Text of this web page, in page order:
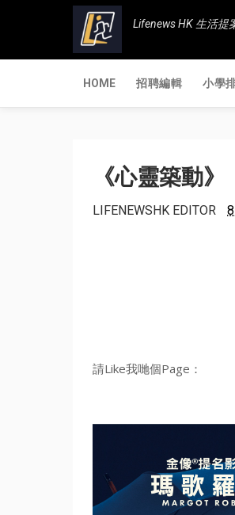
Lifenews HK 生活
HOME 招聘編輯 小學
《心靈築動
LIFENEWSHK EDITOR
請Like我哋個Page：